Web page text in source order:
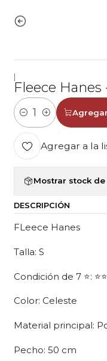
Fleece Hanes
Cantidad
Agregar a la
Mostrar stock
DESCRIPCIÓN
FLeece Hanes
Talla: S
Condición de 7 ⭐:
Color: Celeste
Material principal:
Pecho: 50 cm